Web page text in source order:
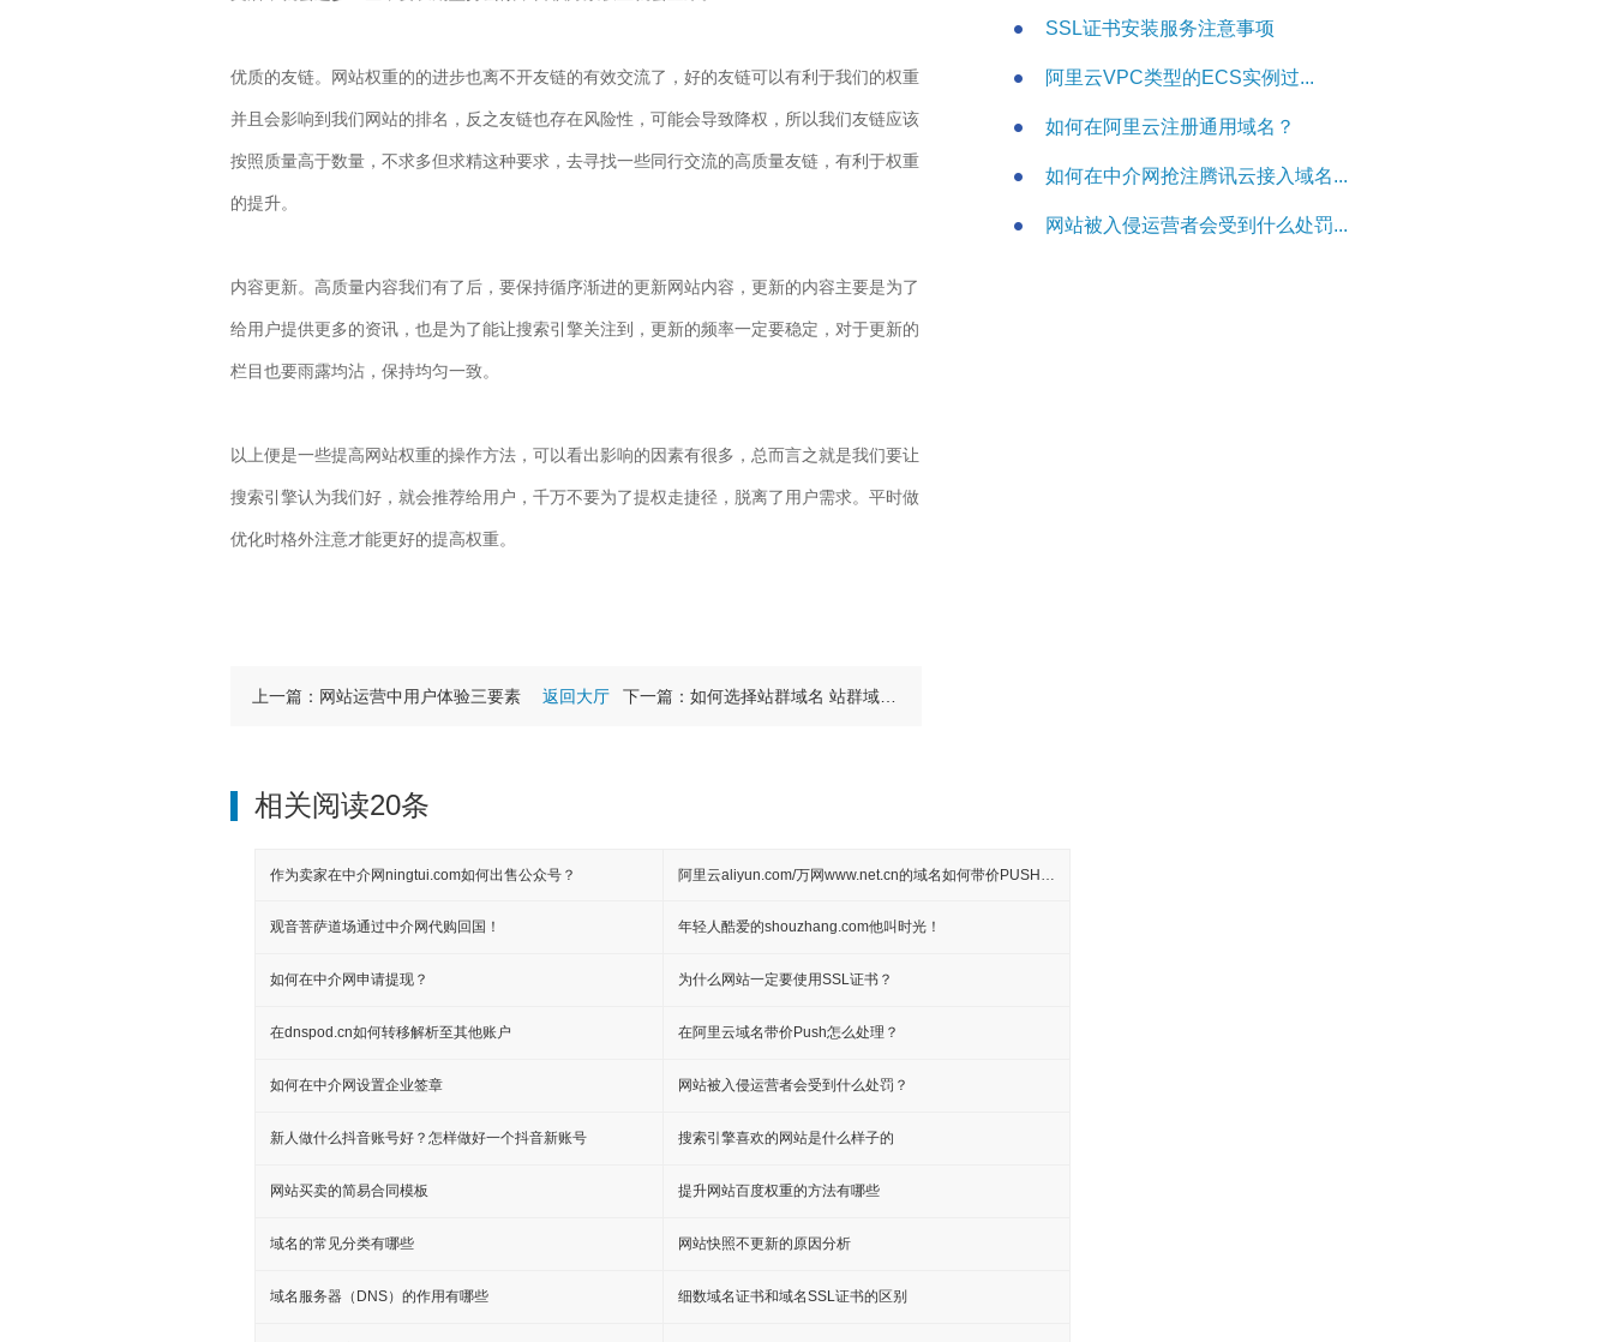
优质的友链。网站权重的的进步也离不开友链的有效交流了，好的友链可以有利于我们的权重
并且会影响到我们网站的排名，反之友链也存在风险性，可能会导致降权，所以我们友链应该
按照质量高于数量，不求多但求精这种要求，去寻找一些同行交流的高质量友链，有利于权重
的提升。
内容更新。高质量内容我们有了后，要保持循序渐进的更新网站内容，更新的内容主要是为了
给用户提供更多的资讯，也是为了能让搜索引擎关注到，更新的频率一定要稳定，对于更新的
栏目也要雨露均沾，保持均匀一致。
以上便是一些提高网站权重的操作方法，可以看出影响的因素有很多，总而言之就是我们要让
搜索引擎认为我们好，就会推荐给用户，千万不要为了提权走捷径，脱离了用户需求。平时做
优化时格外注意才能更好的提高权重。
上一篇：网站运营中用户体验三要素 返回大厅 下一篇：如何选择站群域名 站群域名是什么
相关阅读20条
作为卖家在中介网ningtui.com如何出售公众号？ 阿里云aliyun.com/万网www.net.cn的域名如何带价PUSH转移及转出
观音菩萨道场通过中介网代购回国！ 年轻人酷爱的shouzhang.com他叫时光！
如何在中介网申请提现？ 为什么网站一定要使用SSL证书？
在dnspod.cn如何转移解析至其他账户 在阿里云域名带价Push怎么处理？
如何在中介网设置企业签章 网站被入侵运营者会受到什么处罚？
新人做什么抖音账号好？怎样做好一个抖音新账号 搜索引擎喜欢的网站是什么样子的
网站买卖的简易合同模板 提升网站百度权重的方法有哪些
域名的常见分类有哪些 网站快照不更新的原因分析
域名服务器（DNS）的作用有哪些 细数域名证书和域名SSL证书的区别
SSL证书安装服务注意事项
阿里云VPC类型的ECS实例过...
如何在阿里云注册通用域名？
如何在中介网抢注腾讯云接入域名...
网站被入侵运营者会受到什么处罚...